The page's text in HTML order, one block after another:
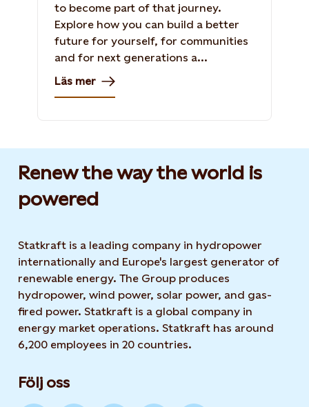
to become part of that journey.
Explore how you can build a better
future for yourself, for communities
and for next generations a...
Läs mer
Renew the way the world is
powered​
Statkraft is a leading company in hydropower
internationally and Europe's largest generator of
renewable energy. The Group produces
hydropower, wind power, solar power, and gas-
fired power. Statkraft is a global company in
energy market operations. Statkraft has around
6,200 employees in 20 countries.
Följ oss